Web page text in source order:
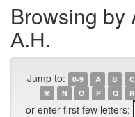
Browsing by
А.Н.
Jump to: 0-9 A B C
M
N O P Q R
or enter first few letters: